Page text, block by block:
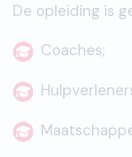
De opleiding is
Coaches;